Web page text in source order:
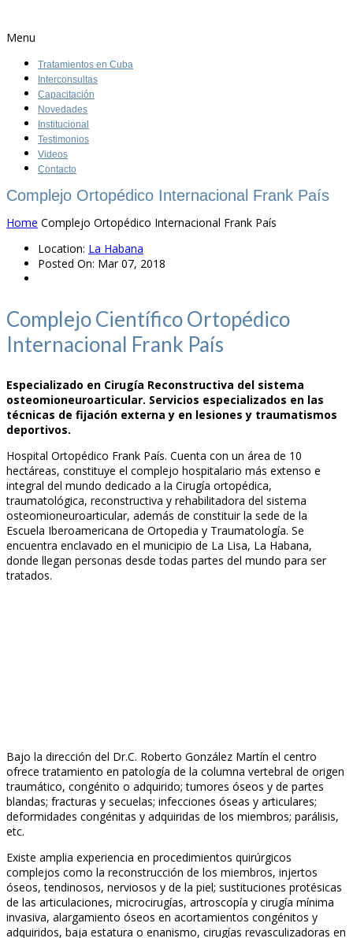
Menu
Tratamientos en Cuba
Interconsultas
Capacitación
Novedades
Institucional
Testimonios
Videos
Contacto
Complejo Ortopédico Internacional Frank País
Home Complejo Ortopédico Internacional Frank País
Location: La Habana
Posted On: Mar 07, 2018
Complejo Científico Ortopédico
Internacional Frank País
Especializado en Cirugía Reconstructiva del sistema
osteomioneuroarticular. Servicios especializados en las
técnicas de fijación externa y en lesiones y traumatismos
deportivos.
Hospital Ortopédico Frank País. Cuenta con un área de 10
hectáreas, constituye el complejo hospitalario más extenso e
integral del mundo dedicado a la Cirugía ortopédica,
traumatológica, reconstructiva y rehabilitadora del sistema
osteomioneuroarticular, además de constituir la sede de la
Escuela Iberoamericana de Ortopedia y Traumatología. Se
encuentra enclavado en el municipio de La Lisa, La Habana,
donde llegan personas desde todas partes del mundo para ser
tratados.
Bajo la dirección del Dr.C. Roberto González Martín el centro
ofrece tratamiento en patología de la columna vertebral de origen
traumático, congénito o adquirido; tumores óseos y de partes
blandas; fracturas y secuelas; infecciones óseas y articulares;
deformidades congénitas y adquiridas de los miembros; parálisis,
etc.
Existe amplia experiencia en procedimientos quirúrgicos
complejos como la reconstrucción de los miembros, injertos
óseos, tendinosos, nerviosos y de la piel; sustituciones protésicas
de las articulaciones, microcirugías, artroscopía y cirugía mínima
invasiva, alargamiento óseos en acortamientos congénitos y
adquiridos, baja estatura o enanismo, cirugías revasculizadoras en